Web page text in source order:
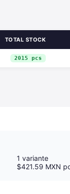
TOTAL STOCK
2015 pcs
1 variante
$421.59 MXN